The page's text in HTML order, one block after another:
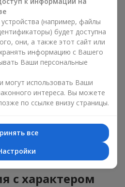
— идеально подойдут, как
презент и цветы для
женщине;
решение как для
подарка, так и для изящного
событий.
букеты пионов или
ваш подарок с изысканным
— моно-
с характером
(например, файлы
будет доступна
они, а также этот сайт или
информацию с Вашего
Ваши персональные
могут использовать Ваши
интереса. Вы можете
по ссылке внизу страницы.
все